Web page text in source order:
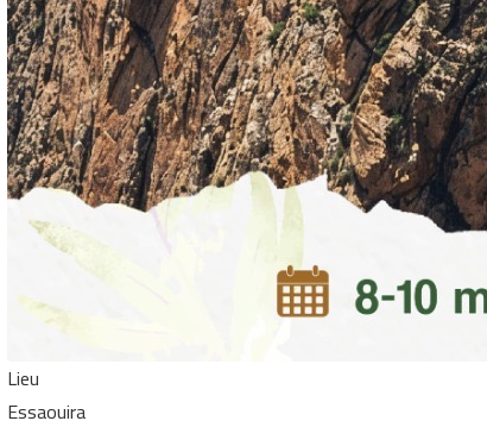
Lieu
Essaouira